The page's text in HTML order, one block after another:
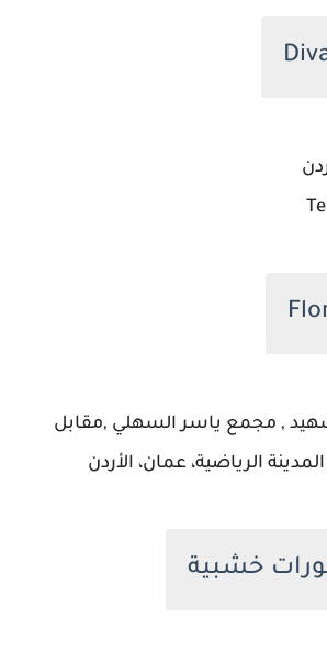
, مجمع ياسر السهلي ,مقابل